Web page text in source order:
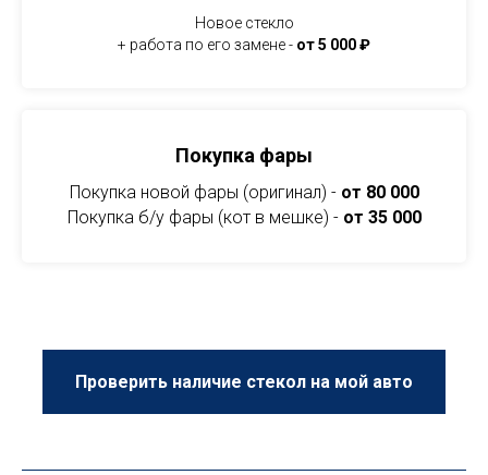
Новое стекло
+ работа по его замене - от 5 000 ₽
Покупка фары
Покупка новой фары (оригинал) - от 80 000
Покупка б/у фары (кот в мешке) - от 35 000
Проверить наличие стекол на мой авто